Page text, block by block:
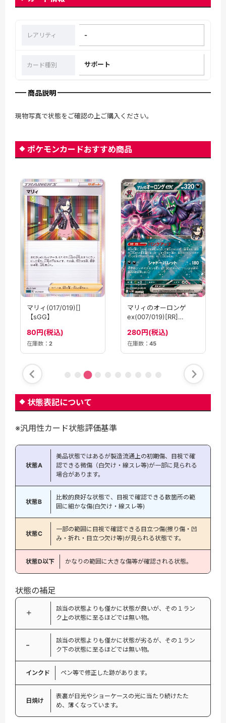
レアリティ -
カード種別 サポート
商品説明
現物写真で状態をご確認の上ご購入ください。
ポケモンカードおすすめ商品
マリィ(017/019)[]
【sGG】
80円(税込)
在庫数： 2
マリィのオーロンゲ
ex(007/019)[RR]
280円(税込)
在庫数： 45
状態表記について
※汎用性カード状態評価基準
状態A
美品状態ではあるが製造流通上の初期傷、目視で確
認できる微傷（白欠け・線スレ等)が一部に見られる
場合があります。
状態B
比較的良好な状態で、目視で確認できる数箇所の範
囲に細かな傷(白欠け・線スレ等)
状態C
一部の範囲に目視で確認できる目立つ傷(擦り傷・凹
み・折れ・目立つ欠け等)が見られる状態です。
状態D以下 かなりの範囲に大きな傷等が確認される状態。
状態の補足
＋
該当の状態よりも僅かに状態が良いが、その１ラン
ク上の状態に至るほどでは無い物。
−
該当の状態よりも僅かに状態が劣るが、その１ラン
ク下の状態に至るほどでは無い物。
インクド ペン等で修正した跡があります。
日焼け
表裏が日光やショーケースの光に当たり続けたた
め、薄くなっています。